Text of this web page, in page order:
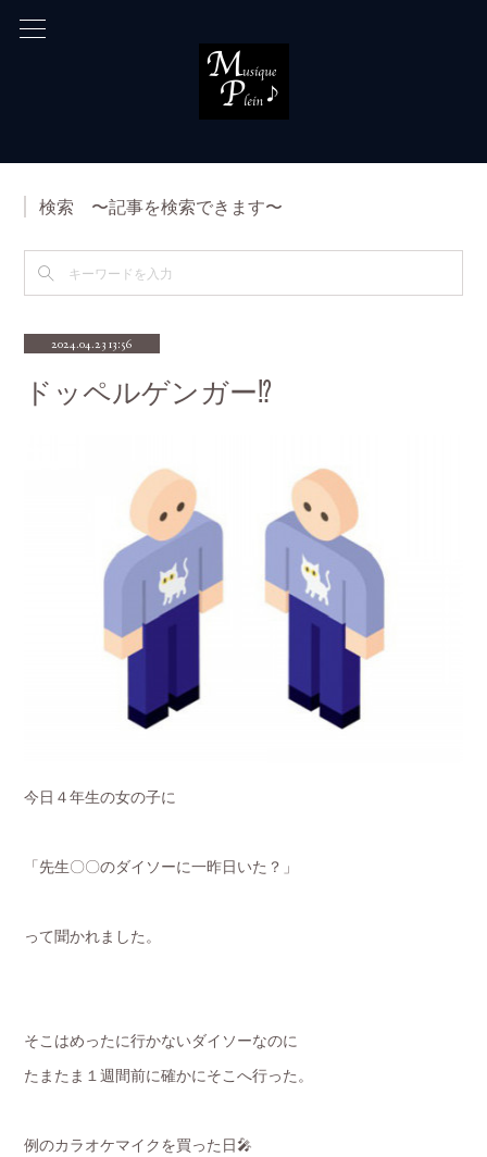
検索 〜記事を検索できます〜
2024.04.23 13:56
ドッペルゲンガー⁉️
今日４年生の女の子に
「先生〇〇のダイソーに一昨日いた？」
って聞かれました。
そこはめったに行かないダイソーなのに
たまたま１週間前に確かにそこへ行った。
例のカラオケマイクを買った日🎤